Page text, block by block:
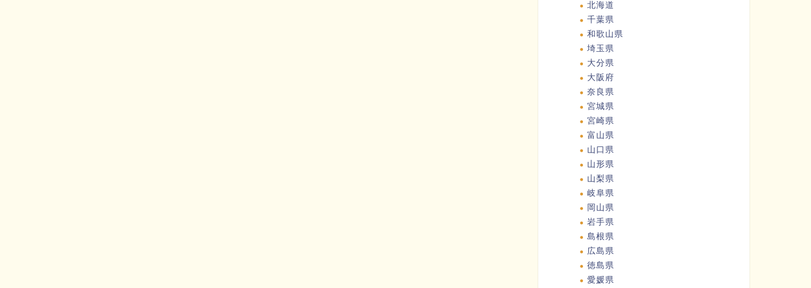
北海道
千葉県
和歌山県
埼玉県
大分県
大阪府
奈良県
宮城県
宮崎県
富山県
山口県
山形県
山梨県
岐阜県
岡山県
岩手県
島根県
広島県
徳島県
愛媛県